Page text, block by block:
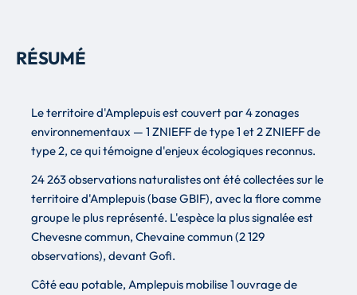
RÉSUMÉ
Le territoire d'Amplepuis est couvert par 4 zonages
environnementaux — 1 ZNIEFF de type 1 et 2 ZNIEFF de
type 2, ce qui témoigne d'enjeux écologiques reconnus.
24 263 observations naturalistes ont été collectées sur le
territoire d'Amplepuis (base GBIF), avec la flore comme
groupe le plus représenté. L'espèce la plus signalée est
Chevesne commun, Chevaine commun (2 129
observations), devant Gofi.
Côté eau potable, Amplepuis mobilise 1 ouvrage de